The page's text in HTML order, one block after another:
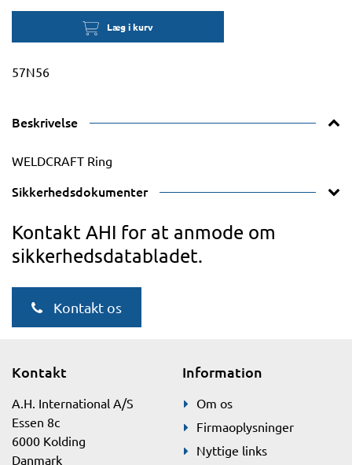
Læg i kurv
57N56
Beskrivelse
WELDCRAFT Ring
Sikkerhedsdokumenter
Kontakt AHI for at anmode om
sikkerhedsdatabladet.
Kontakt os
Kontakt
A.H. International A/S
Essen 8c
6000 Kolding
Danmark
Information
Om os
Firmaoplysninger
Nyttige links